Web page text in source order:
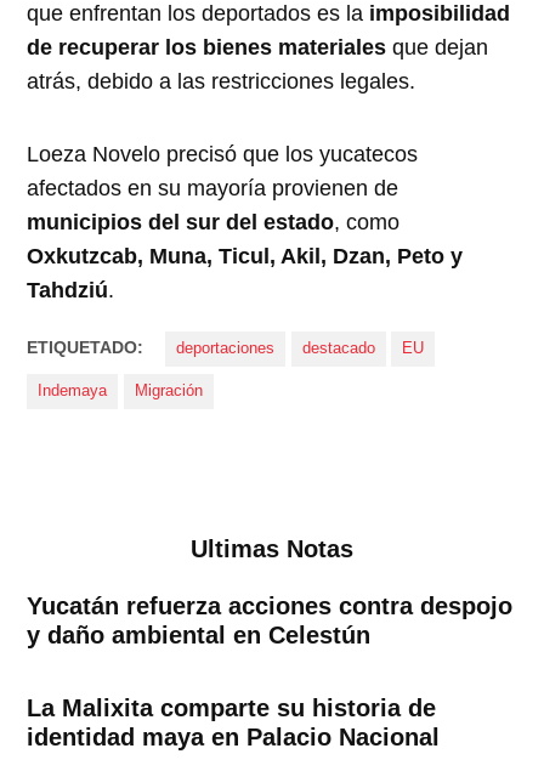
que enfrentan los deportados es la imposibilidad
de recuperar los bienes materiales que dejan
atrás, debido a las restricciones legales.
Loeza Novelo precisó que los yucatecos
afectados en su mayoría provienen de
municipios del sur del estado, como
Oxkutzcab, Muna, Ticul, Akil, Dzan, Peto y
Tahdziú.
ETIQUETADO: deportaciones destacado EU
Indemaya Migración
Ultimas Notas
Yucatán refuerza acciones contra despojo
y daño ambiental en Celestún
La Malixita comparte su historia de
identidad maya en Palacio Nacional